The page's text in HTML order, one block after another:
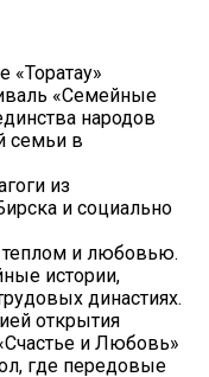
«Торатау»
«Семейные
народов
семьи в
из
и социально
и любовью.
истории,
династиях.
открытия
и Любовь»
где передовые